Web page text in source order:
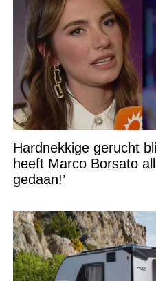
Hardnekkige gerucht
heeft Marco Borsato
gedaan!’